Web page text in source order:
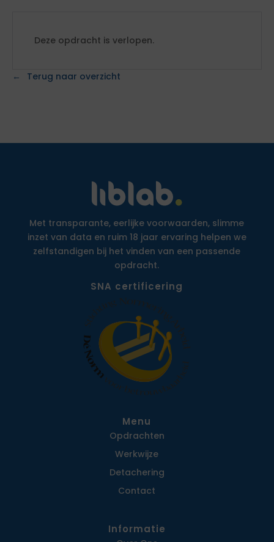
Deze opdracht is verlopen.
Terug naar overzicht
Met transparante, eerlijke voorwaarden, slimme
inzet van data en ruim 18 jaar ervaring helpen we
zelfstandigen bij het vinden van een passende
opdracht.
SNA certificering
Menu
Opdrachten
Werkwijze
Detachering
Contact
Informatie